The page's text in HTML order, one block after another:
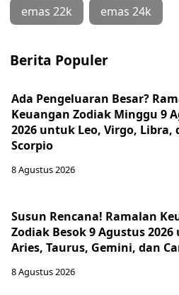
emas 22k emas 24k
Berita Populer
Ada Pengeluaran Besar?
Keuangan Zodiak Minggu 9
2026 untuk Leo, Virgo, Libra,
Scorpio
8 Agustus 2026
Susun Rencana! Ramalan
Zodiak Besok 9 Agustus
Aries, Taurus, Gemini, dan
8 Agustus 2026